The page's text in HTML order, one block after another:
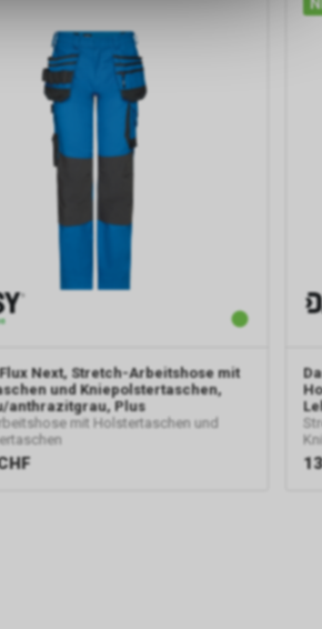
Next, Stretch-Arbeitshose mit
und Kniepolstertaschen,
anthrazitgrau, Plus
mit Holstertaschen und
der Google
"Cookies", Textdateien, die auf
Analyse der Benutzung der
erzeugten Informationen
Regel an einen Server von
Website-Tags über eine
können wir beispielsweise
Dienste in unsere Online-
Daten der Nutzer
den Google-Diensten.
de/tagmanager/use-
Barrow Street, Dublin 4, Irland,
Bewerbung unseres